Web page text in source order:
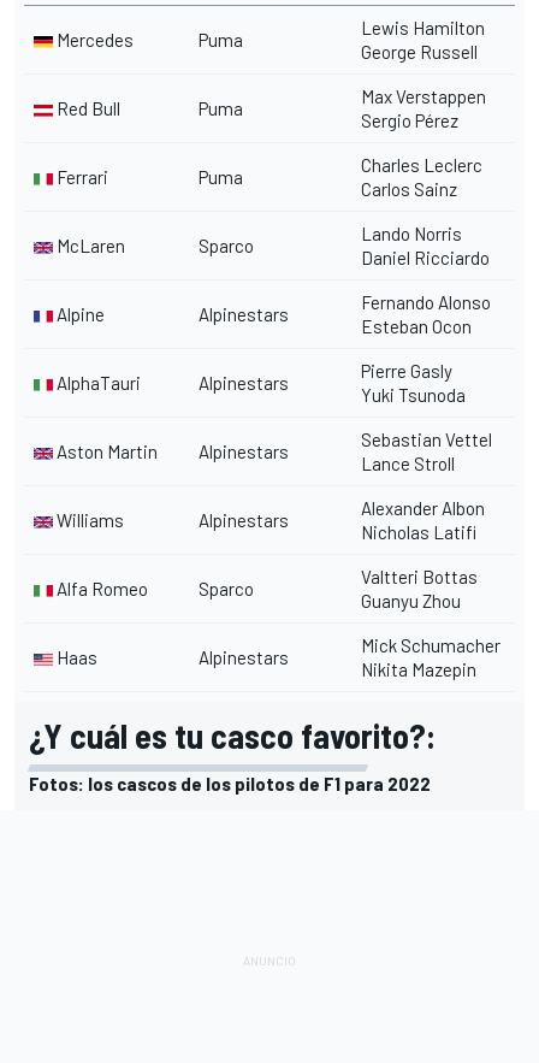
Mercedes Puma
Lewis Hamilton
George Russell
Red Bull Puma
Max Verstappen
Sergio Pérez
Ferrari Puma
Charles Leclerc
Carlos Sainz
McLaren Sparco
Lando Norris
Daniel Ricciardo
Alpine Alpinestars
Fernando Alonso
Esteban Ocon
AlphaTauri Alpinestars
Pierre Gasly
Yuki Tsunoda
Aston Martin Alpinestars
Sebastian Vettel
Lance Stroll
Williams Alpinestars
Alexander Albon
Nicholas Latifi
Alfa Romeo Sparco
Valtteri Bottas
Guanyu Zhou
Haas Alpinestars
Mick Schumacher
Nikita Mazepin
¿Y cuál es tu casco favorito?:
Fotos: los cascos de los pilotos de F1 para 2022